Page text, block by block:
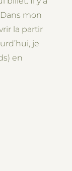
mon
la partir
je
en
YORK CITY –